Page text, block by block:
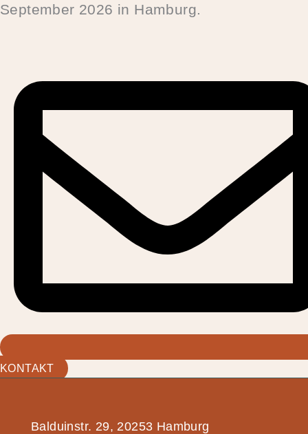
September 2026 in Hamburg.
KONTAKT
Balduinstr. 29, 20253 Hamburg